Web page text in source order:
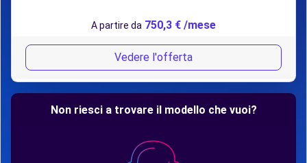
A partire da 750,3 € /mese
Vedere l'offerta
Non riesci a trovare il modello che vuoi?